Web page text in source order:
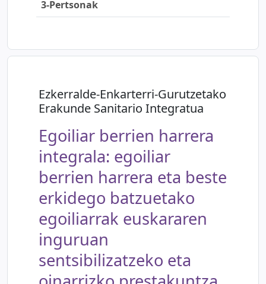
3-Pertsonak
Ezkerralde-Enkarterri-Gurutzetako
Erakunde Sanitario Integratua
Egoiliar berrien harrera
integrala: egoiliar
berrien harrera eta beste
erkidego batzuetako
egoiliarrak euskararen
inguruan
sentsibilizatzeko eta